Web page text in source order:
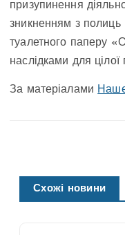
призупинення
зникненням з полиць
туалетного паперу
наслідками для цілої
За матеріалами
Схожі новини